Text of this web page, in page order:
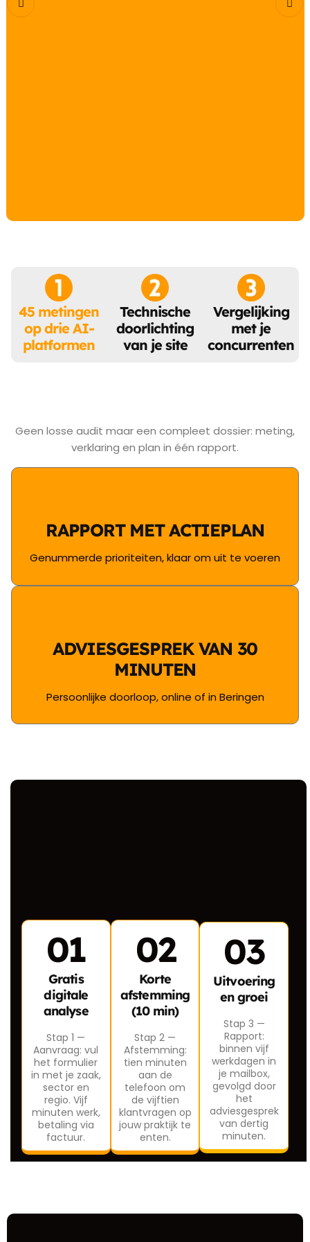
45 metingen
op drie AI-
platformen
Technische
doorlichting
van je site
Vergelijking
met je
concurrenten
Geen losse audit maar een compleet dossier: meting,
verklaring en plan in één rapport.
RAPPORT MET ACTIEPLAN
Genummerde prioriteiten, klaar om uit te voeren
ADVIESGESPREK VAN 30
MINUTEN
Persoonlijke doorloop, online of in Beringen
01
Gratis
digitale
analyse
Stap 1 —
Aanvraag: vul
het formulier
in met je zaak,
sector en
regio. Vijf
minuten werk,
betaling via
factuur.
02
Korte
afstemming
(10 min)
Stap 2 —
Afstemming:
tien minuten
aan de
telefoon om
de vijftien
klantvragen op
jouw praktijk te
enten.
03
Uitvoering
en groei
Stap 3 —
Rapport:
binnen vijf
werkdagen in
je mailbox,
gevolgd door
het
adviesgesprek
van dertig
minuten.